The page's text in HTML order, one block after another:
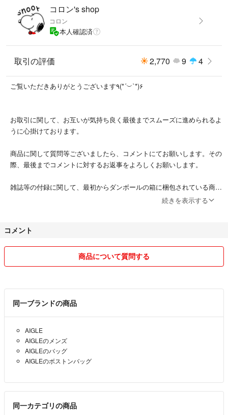
コロン's shop
コロン
本人確認済
取引の評価 2,770 9 4
ご覧いただきありがとうございます٩(*´︶`*)۶
お取引に関して、お互いが気持ち良く最後までスムーズに進められるよ
うに心掛けております。
商品に関して質問等ございましたら、コメントにてお願いします。その
際、最後までコメントに対するお返事をよろしくお願いします。
雑誌等の付録に関して、最初からダンボールの箱に梱包されている商品
は、基本中身は開封せずにそのままの状態で発送させて頂く場合がござ
経質な方は、お取引きを御遠慮頂きますようよろしくお願いします。
お願い致します。
最後までお読み頂きありがとうございます( ⁎ᵕᴗᵕ⁎ )
続きを表示する
コメント
商品について質問する
同一ブランドの商品
AIGLE
AIGLEのメンズ
AIGLEのバッグ
AIGLEのボストンバッグ
同一カテゴリの商品